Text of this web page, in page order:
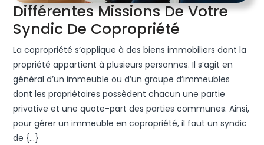
Différentes Missions De Votre
Syndic De Copropriété
Missions
De
Votre
Syndic
De
La copropriété s’applique à des biens immobiliers dont la
propriété appartient à plusieurs personnes. Il s’agit en
général d’un immeuble ou d’un groupe d’immeubles
dont les propriétaires possèdent chacun une partie
privative et une quote-part des parties communes. Ainsi,
pour gérer un immeuble en copropriété, il faut un syndic
de {...}